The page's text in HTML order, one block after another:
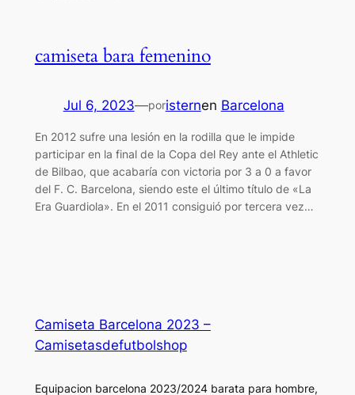
camiseta bara femenino
Jul 6, 2023—poristernen Barcelona
En 2012 sufre una lesión en la rodilla que le impide
participar en la final de la Copa del Rey ante el Athletic
de Bilbao, que acabaría con victoria por 3 a 0 a favor
del F. C. Barcelona, siendo este el último título de «La
Era Guardiola». En el 2011 consiguió por tercera vez…
Camiseta Barcelona 2023 –
Camisetasdefutbolshop
Equipacion barcelona 2023/2024 barata para hombre,